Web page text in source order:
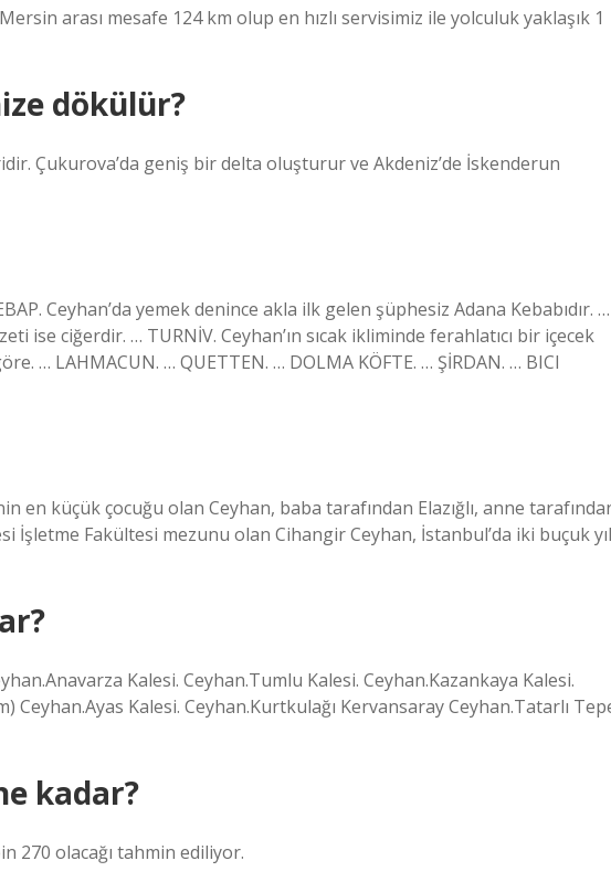
arası mesafe 124 km olup en hızlı servisimiz ile yolculuk yaklaşık 1
dökülür?
Çukurova’da geniş bir delta oluşturur ve Akdeniz’de İskenderun
Ceyhan’da yemek denince akla ilk gelen şüphesiz Adana Kebabıdır. …
ise ciğerdir. … TURNİV. Ceyhan’ın sıcak ikliminde ferahlatıcı bir içecek
… LAHMACUN. … QUETTEN. … DOLMA KÖFTE. … ŞİRDAN. … BICI
en küçük çocuğu olan Ceyhan, baba tarafından Elazığlı, anne
İşletme Fakültesi mezunu olan Cihangir Ceyhan, İstanbul’da iki buçuk yıl
Kalesi. Ceyhan.Tumlu Kalesi. Ceyhan.Kazankaya Kalesi.
Ceyhan.Ayas Kalesi. Ceyhan.Kurtkulağı Kervansaray Ceyhan.Tatarlı
kadar?
270 olacağı tahmin ediliyor.